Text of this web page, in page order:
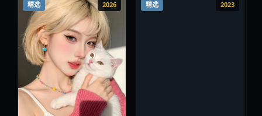
精选 2026 精选 2023